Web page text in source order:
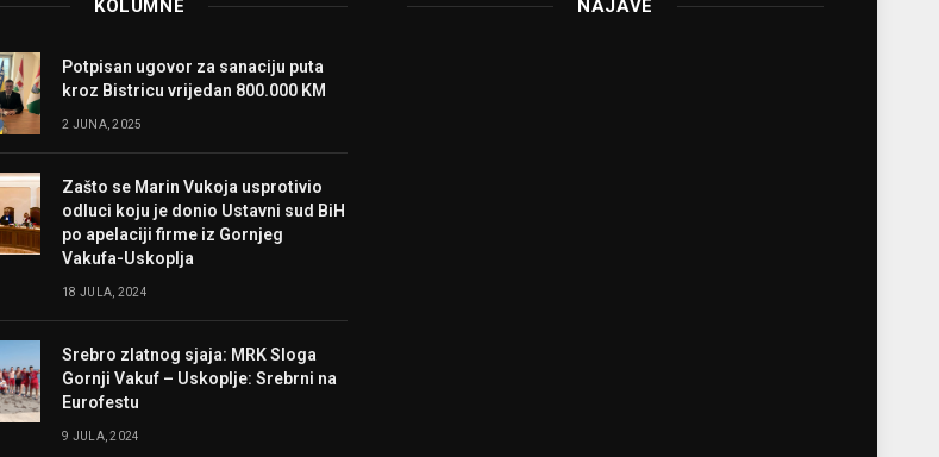
KOLUMNE
Potpisan ugovor za sanaciju puta
kroz Bistricu vrijedan 800.000 KM
2 JUNA, 2025
Zašto se Marin Vukoja usprotivio
odluci koju je donio Ustavni sud BiH
po apelaciji firme iz Gornjeg
Vakufa-Uskoplja
18 JULA, 2024
Srebro zlatnog sjaja: MRK Sloga
Gornji Vakuf – Uskoplje: Srebrni na
Eurofestu
9 JULA, 2024
NAJAVE